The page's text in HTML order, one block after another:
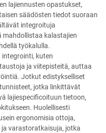
lajiennusten opastukset,
säädösten tiedot suoraan
integroituja
mahdollistaa kalastajien
työkalulla.
kuten
ja viitepisteitä, auttaa
Jotkut edistykselliset
jotka linkittävät
lajiespecificoituun tietoon,
Huolellisesti
ergonomisia ottoja,
varastoratkaisuja, jotka